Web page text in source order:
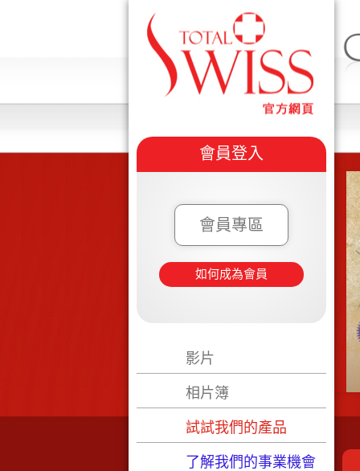
會員登入
會員專區
如何成為會員
影片
相片簿
試試我們的產品
了解我們的事業機會